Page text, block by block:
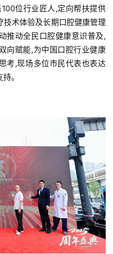
位行业匠人,定向帮扶提供
术体验及长期口腔健康管理
推动全民口腔健康意识普及,
向赋能,为中国口腔行业健康
考,现场多位市民代表也表达
。